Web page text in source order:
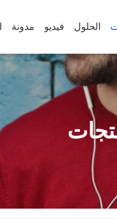
الحلول فيديو مدونة